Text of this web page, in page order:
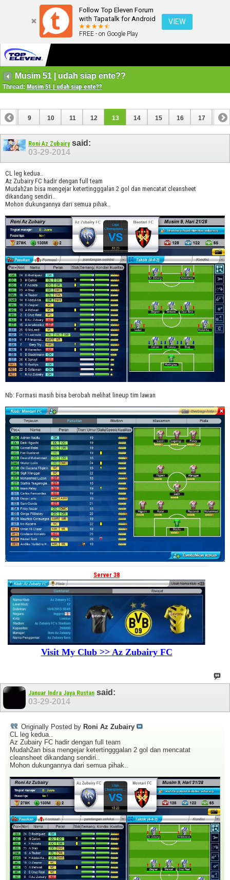
Follow Top Eleven Forum
with Tapatalk for Android
FREE - on Google Play
VIEW
Musim 51 | udah siap ente??
Thread: Musim 51 | udah siap ente??
8 9 10 11 12 13 14 15 16 17 18
Roni Az Zubairysaid:
03-29-2014
CL leg kedua..
Az Zubairy FC hadir dengan full team
Mudah2an bisa mengejar ketertingggalan 2 gol dan mencatat cleansheet
dikandang sendiri..
Mohon dukungannya dari semua pihak..
Nb: Formasi masih bisa berobah melihat lineup tim lawan
Server 38
Visit My Club >> Az Zubairy FC
Januar Indra Jaya Rustan said:
03-29-2014
Originally Posted by Roni Az Zubairy
CL leg kedua..
Az Zubairy FC hadir dengan full team
Mudah2an bisa mengejar ketertingggalan 2 gol dan mencatat
cleansheet dikandang sendiri..
Mohon dukungannya dari semua pihak..